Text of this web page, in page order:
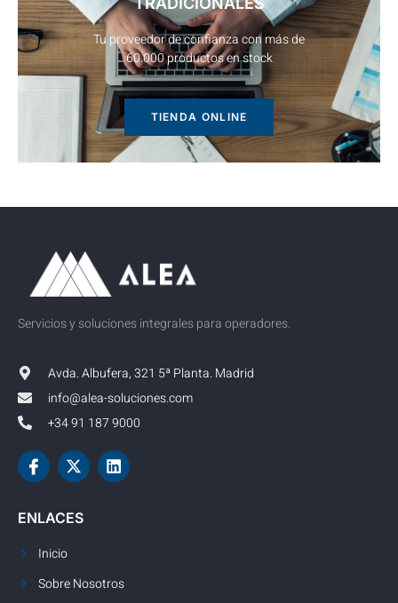
Tu proveedor de confianza con más de
60.000 productos en stock
TIENDA ONLINE
Servicios y soluciones integrales para operadores.
Avda. Albufera, 321 5ª Planta. Madrid
info@alea-soluciones.com
+34 91 187 9000
ENLACES
Inicio
Sobre Nosotros